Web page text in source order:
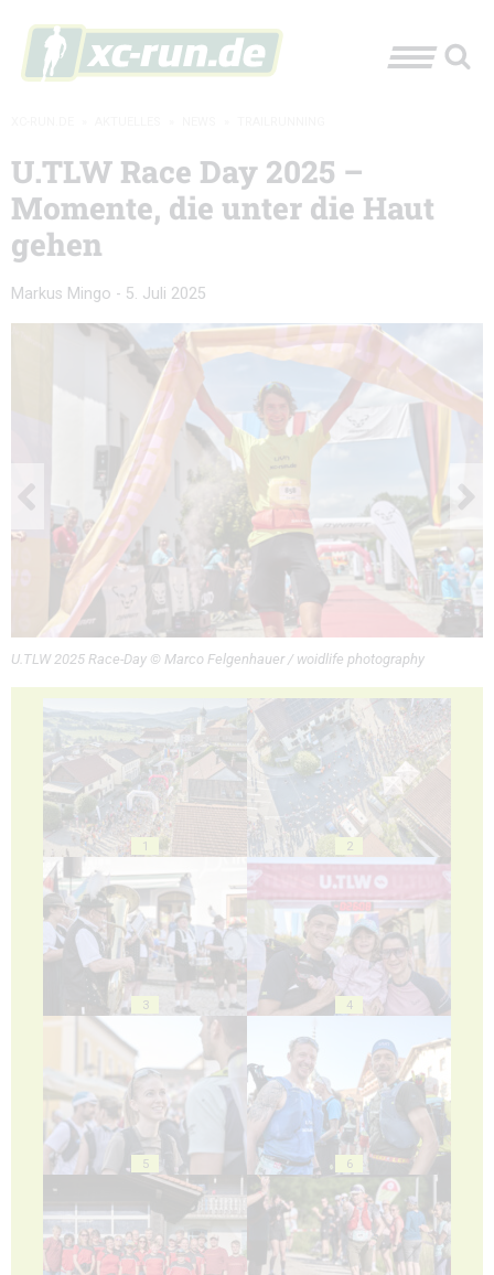
U.TLW Race Day 2025 –
Momente, die unter die Haut
gehen
Markus Mingo - 5. Juli 2025
U.TLW 2025 Race-Day © Marco Felgenhauer / woidlife photography
1 2
3 4
5 6